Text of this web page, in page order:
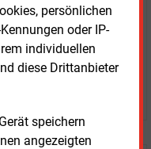
persönlichen
oder IP-
individuellen
diese Drittanbieter
speichern
angezeigten